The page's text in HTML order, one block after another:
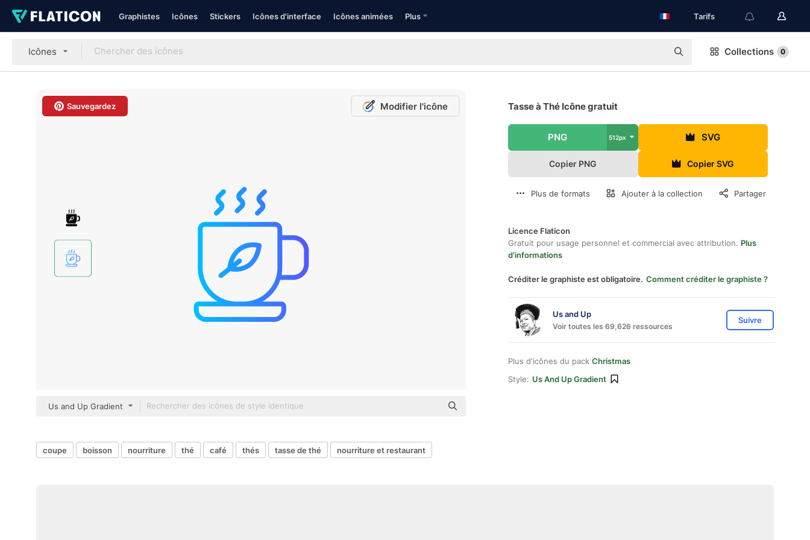
Graphistes Icônes Stickers Icônes d'interface Icônes animées Plus Tarifs
Icônes Collections 0
Sauvegardez Modifier l'icône
Us and Up Gradient
Tasse à Thé Icône gratuit
PNG 512px SVG
Copier PNG Copier SVG
Plus de formats Ajouter à la collection Partager
Licence Flaticon
Gratuit pour usage personnel et commercial avec attribution. Plus
d'informations
Créditer le graphiste est obligatoire. Comment créditer le graphiste ?
Us and Up
Voir toutes les 69,626 ressources
Suivre
Plus d'icônes du pack Christmas
Style: Us And Up Gradient
coupe boisson nourriture thé café thés tasse de thé nourriture et restaurant